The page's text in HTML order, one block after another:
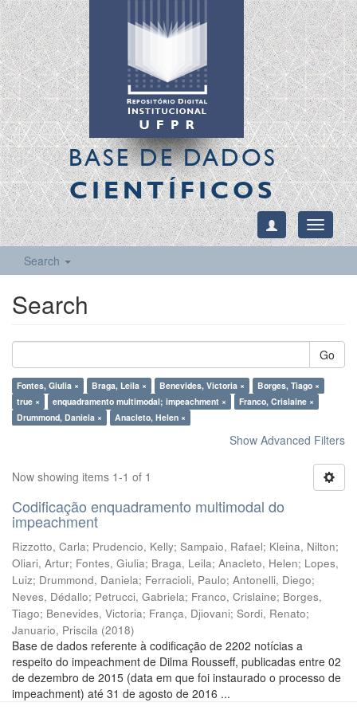
BASE DE DADOS
CIENTÍFICOS
Toggle
Search
Search
Go
Fontes, Giulia × Braga, Leila × Benevides, Victoria ×
Borges, Tiago ×
true ×
enquadramento multimodal; impeachment ×
Franco, Crislaine ×
Drummond, Daniela ×
Anacleto, Helen ×
Show Advanced Filters
Now showing items 1-1 of 1
Codificação enquadramento multimodal do
impeachment
Rizzotto, Carla; Prudencio, Kelly; Sampaio, Rafael; Kleina, Nilton;
Oliari, Artur; Fontes, Giulia; Braga, Leila; Anacleto, Helen; Lopes,
Luiz; Drummond, Daniela; Ferracioli, Paulo; Antonelli, Diego;
Neves, Dédallo; Petrucci, Gabriela; Franco, Crislaine; Borges,
Tiago; Benevides, Victoria; França, Djiovani; Sordi, Renato;
Januario, Priscila (2018)
Base de dados referente à codificação de 2202 notícias a
respeito do impeachment de Dilma Rousseff, publicadas entre 02
de dezembro de 2015 (data em que foi instaurado o processo de
impeachment) até 31 de agosto de 2016 ...